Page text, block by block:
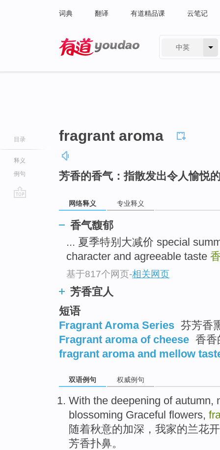
词典 翻译 有道精品课 云笔记
中英
目录
释义
例句
fragrant aroma
芳香的香气：指散发出令人愉悦
网络释义 专业释义
香气馥郁
... 夏季特别大减价 special
character and agreeable taste
基于817个网页-相关网页
芳香宜人
短语
Fragrant Aroma Series 芬芳香
Fragrant aroma of cheese 香香
fragrant aroma and mellow
双语例句 权威例句
With the deepening of autumn,
blossoming Graceful flowers,
随着秋意的加深 ， 我家的兰花
芳香扑鼻。